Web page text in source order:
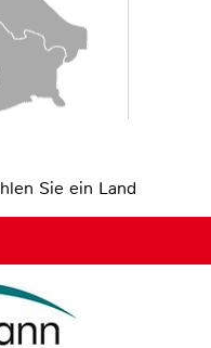
Sie ein Land